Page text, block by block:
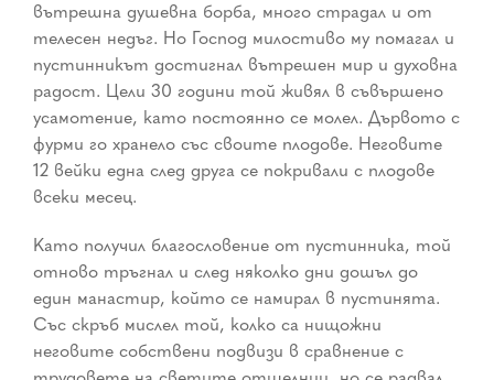
вътрешна душевна борба, много страдал и от
телесен недъг. Но Господ милостиво му помагал и
пустинникът достигнал вътрешен мир и духовна
радост. Цели 30 години той живял в съвършено
усамотение, като постоянно се молел. Дървото с
фурми го хранело със своите плодове. Неговите
12 вейки една след друга се покривали с плодове
всеки месец.
Като получил благословение от пустинника, той
отново тръгнал и след няколко дни дошъл до
един манастир, който се намирал в пустинята.
Със скръб мислел той, колко са нищожни
неговите собствени подвизи в сравнение с